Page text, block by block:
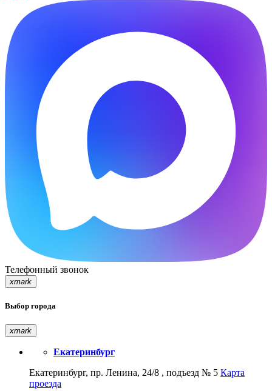
Телефонный звонок
xmark
Выбор города
xmark
Екатеринбург
Екатеринбург, пр. Ленина, 24/8 , подъезд № 5 Карта
проезда